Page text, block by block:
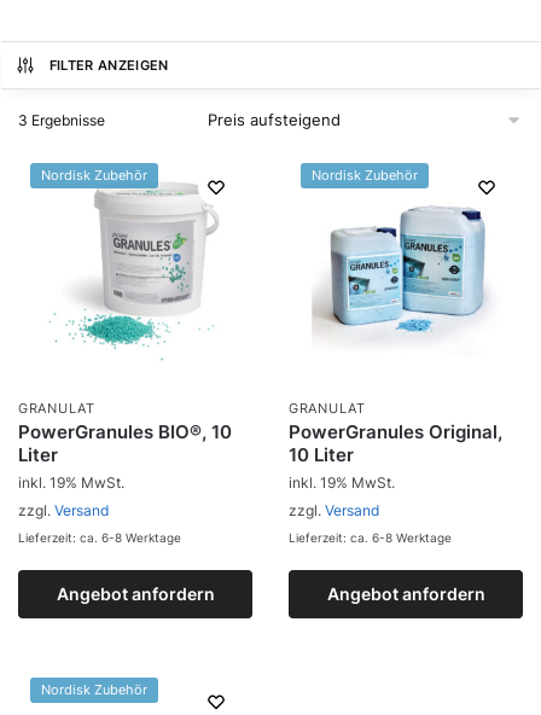
FILTER ANZEIGEN
3 Ergebnisse
Nordisk Zubehör
GRANULAT
PowerGranules BIO®, 10
Liter
Zum Produkt
Angebot anfordern
inkl. 19% MwSt.
zzgl. Versand
Lieferzeit: ca. 6-8 Werktage
Nordisk Zubehör
GRANULAT
PowerGranules Original,
10 Liter
Zum Produkt
Angebot anfordern
inkl. 19% MwSt.
zzgl. Versand
Lieferzeit: ca. 6-8 Werktage
Nordisk Zubehör